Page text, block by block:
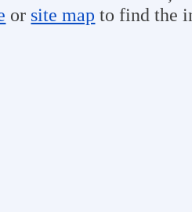
or site map to find the